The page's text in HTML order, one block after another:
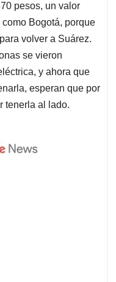
pesos, un valor
Bogotá, porque
volver a Suárez.
se vieron
y ahora que
esperan que por
tenerla al lado.